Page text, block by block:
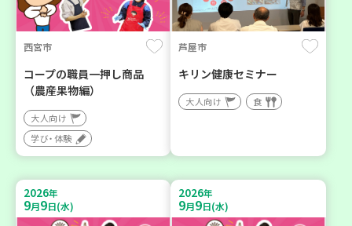
西宮市
コープの職員一押し商品
（農産果物編）
大人向け
学び・体験
芦屋市
キリン健康セミナー
大人向け 食
2026年
9月9日(水)
2026年
9月9日(水)